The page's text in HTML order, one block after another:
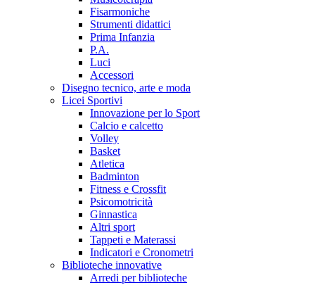
Fisarmoniche
Strumenti didattici
Prima Infanzia
P.A.
Luci
Accessori
Disegno tecnico, arte e moda
Licei Sportivi
Innovazione per lo Sport
Calcio e calcetto
Volley
Basket
Atletica
Badminton
Fitness e Crossfit
Psicomotricità
Ginnastica
Altri sport
Tappeti e Materassi
Indicatori e Cronometri
Biblioteche innovative
Arredi per biblioteche